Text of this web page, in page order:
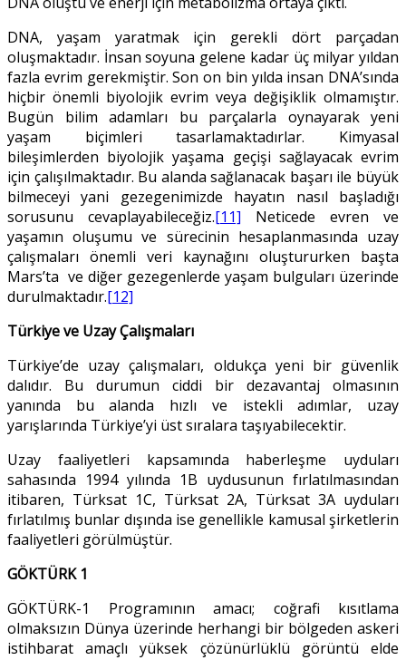
DNA, yaşam yaratmak için gerekli dört parçadan
oluşmaktadır. İnsan soyuna gelene kadar üç milyar yıldan
fazla evrim gerekmiştir. Son on bin yılda insan DNA’sında
hiçbir önemli biyolojik evrim veya değişiklik olmamıştır.
Bugün bilim adamları bu parçalarla oynayarak yeni
yaşam biçimleri tasarlamaktadırlar. Kimyasal
bileşimlerden biyolojik yaşama geçişi sağlayacak evrim
için çalışılmaktadır. Bu alanda sağlanacak başarı ile büyük
bilmeceyi yani gezegenimizde hayatın nasıl başladığı
sorusunu cevaplayabileceğiz.[11] Neticede evren ve
yaşamın oluşumu ve sürecinin hesaplanmasında uzay
çalışmaları önemli veri kaynağını oluştururken başta
Mars’ta ve diğer gezegenlerde yaşam bulguları üzerinde
durulmaktadır.[12]
Türkiye ve Uzay Çalışmaları
Türkiye’de uzay çalışmaları, oldukça yeni bir güvenlik
dalıdır. Bu durumun ciddi bir dezavantaj olmasının
yanında bu alanda hızlı ve istekli adımlar, uzay
yarışlarında Türkiye’yi üst sıralara taşıyabilecektir.
Uzay faaliyetleri kapsamında haberleşme uyduları
sahasında 1994 yılında 1B uydusunun fırlatılmasından
itibaren, Türksat 1C, Türksat 2A, Türksat 3A uyduları
fırlatılmış bunlar dışında ise genellikle kamusal şirketlerin
faaliyetleri görülmüştür.
GÖKTÜRK 1
GÖKTÜRK-1 Programının amacı; coğrafi kısıtlama
olmaksızın Dünya üzerinde herhangi bir bölgeden askeri
istihbarat amaçlı yüksek çözünürlüklü görüntü elde